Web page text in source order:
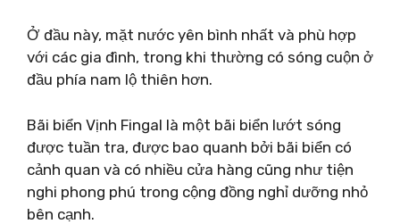
Ở đầu này, mặt nước yên bình nhất và phù hợp
với các gia đình, trong khi thường có sóng cuộn ở
đầu phía nam lộ thiên hơn.
Bãi biển Vịnh Fingal là một bãi biển lướt sóng
được tuần tra, được bao quanh bởi bãi biển có
cảnh quan và có nhiều cửa hàng cũng như tiện
nghi phong phú trong cộng đồng nghỉ dưỡng nhỏ
bên cạnh.